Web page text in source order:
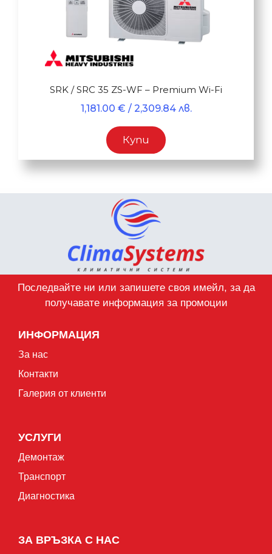
SRK / SRC 35 ZS-WF – Premium Wi-Fi
1,181.00 € / 2,309.84 лв.
Купи
Последвайте ни или запишете своя имейл, за да
получавате информация за промоции
ИНФОРМАЦИЯ
За нас
Контакти
Галерия от клиенти
УСЛУГИ
Демонтаж
Транспорт
Диагностика
ЗА ВРЪЗКА С НАС